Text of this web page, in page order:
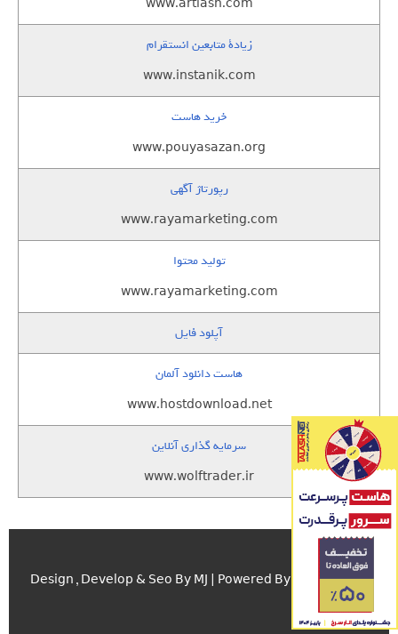
www.artiash.com
زيادة متابعين انستقرام
www.instanik.com
خرید هاست
www.pouyasazan.org
رپورتاژ آگهی
www.rayamarketing.com
تولید محتوا
www.rayamarketing.com
آپلود فایل
هاست دانلود آلمان
www.hostdownload.net
سرمایه گذاری آنلاین
www.wolftrader.ir
Design , Develop & Seo By MJ | Powered By اسکریپت.com